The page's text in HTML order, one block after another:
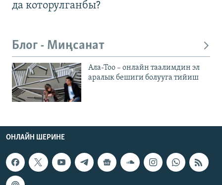
да которулганбы?
Блог - Миңсанат
Ала-Тоо – онлайн таалимдин эл
аралык бешиги болууга тийиш
ОНЛАЙН ШЕРИНЕ